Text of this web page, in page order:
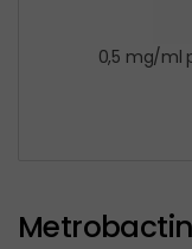
0,5 mg/ml
Metrobactin